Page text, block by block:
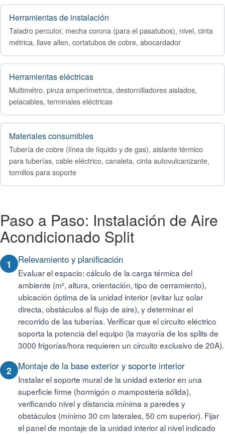
Herramientas de instalación
Taladro percutor, mecha corona (para el pasatubos), nivel, cinta
métrica, llave allen, cortatubos de cobre, abocardador
Herramientas eléctricas
Multimétro, pinza amperímetrica, destornilladores aislados,
pelacables, terminales eléctricas
Materiales consumibles
Tubería de cobre (línea de líquido y de gas), aislante térmico
para tuberías, cable eléctrico, canaleta, cinta autovulcanizante,
tornillos para soporte
Paso a Paso: Instalación de Aire
Acondicionado Split
1 Relevamiento y planificación
Evaluar el espacio: cálculo de la carga térmica del
ambiente (m², altura, orientación, tipo de cerramiento),
ubicación óptima de la unidad interior (evitar luz solar
directa, obstáculos al flujo de aire), y determinar el
recorrido de las tuberías. Verificar que el circuito eléctrico
soporta la potencia del equipo (la mayoría de los splits de
3000 frigorías/hora requieren un circuito exclusivo de 20A).
2 Montaje de la base exterior y soporte interior
Instalar el soporte mural de la unidad exterior en una
superficie firme (hormigón o mamposteria sólida),
verificando nivel y distancia mínima a paredes y
obstáculos (mínimo 30 cm laterales, 50 cm superior). Fijar
el panel de montaje de la unidad interior al nivel indicado